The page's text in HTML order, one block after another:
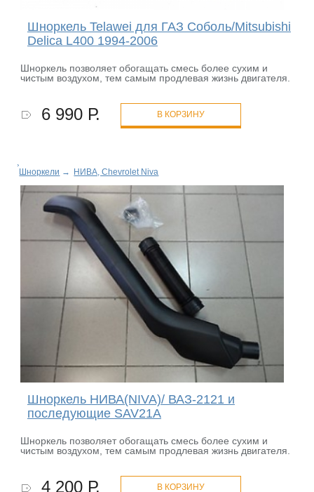
Шноркель Telawei для ГАЗ Соболь/Mitsubishi
Delica L400 1994-2006
Шноркель позволяет обогащать смесь более сухим и
чистым воздухом, тем самым продлевая жизнь двигателя.
6 990 Р. В КОРЗИНУ
Шноркели → НИВА, Chevrolet Niva
Шноркель НИВА(NIVA)/ ВАЗ-2121 и
последующие SAV21A
Шноркель позволяет обогащать смесь более сухим и
чистым воздухом, тем самым продлевая жизнь двигателя.
4 200 Р. В КОРЗИНУ